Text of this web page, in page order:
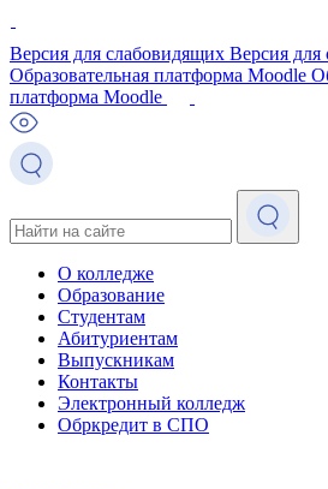
Версия для слабовидящих Версия для
Образовательная платформа Moodle
платформа Moodle
О колледже
Образование
Студентам
Абитуриентам
Выпускникам
Контакты
Электронный колледж
Обркредит в СПО